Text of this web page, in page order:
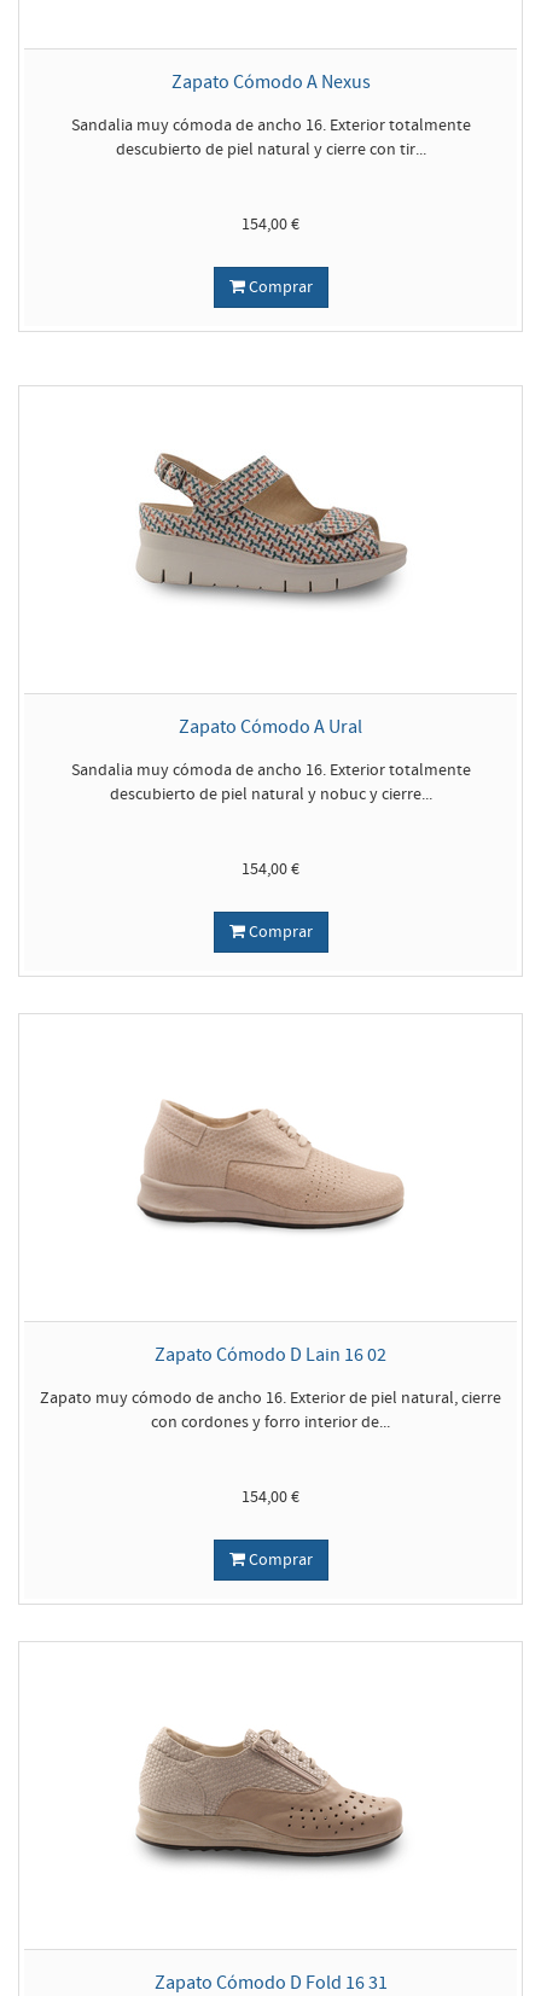
Zapato Cómodo A Nexus
Sandalia muy cómoda de ancho 16. Exterior totalmente
descubierto de piel natural y cierre con tir...
154,00 €
Comprar
Zapato Cómodo A Ural
Sandalia muy cómoda de ancho 16. Exterior totalmente
descubierto de piel natural y nobuc y cierre...
154,00 €
Comprar
Zapato Cómodo D Lain 16 02
Zapato muy cómodo de ancho 16. Exterior de piel natural, cierre
con cordones y forro interior de...
154,00 €
Comprar
Zapato Cómodo D Fold 16 31